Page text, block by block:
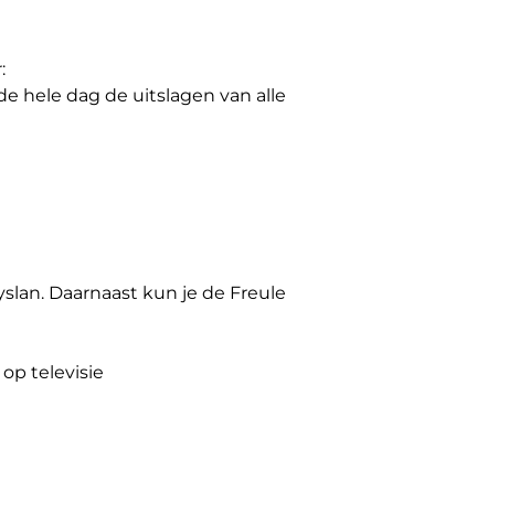
hele dag de uitslagen van alle
Daarnaast kun je de Freule
televisie